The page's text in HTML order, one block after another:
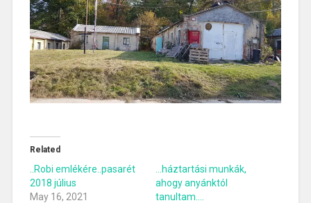
Related
..Robi emlékére..pasarét
2018 július
May 16, 2021
…háztartási munkák,
ahogy anyánktól
tanultam….